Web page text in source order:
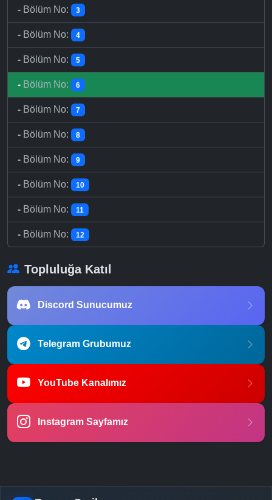
- Bölüm No: 3
- Bölüm No: 4
- Bölüm No: 5
- Bölüm No: 6
- Bölüm No: 7
- Bölüm No: 8
- Bölüm No: 9
- Bölüm No: 10
- Bölüm No: 11
- Bölüm No: 12
Topluluğa Katıl
Discord Sunucumuz
Telegram Grubumuz
YouTube Kanalımız
Instagram Sayfamız